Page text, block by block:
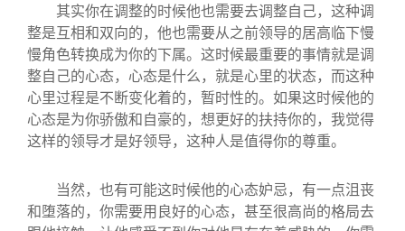
其实你在调整的时候他也需要去调整自己，这种调
整是互相和双向的，他也需要从之前领导的居高临下慢
慢角色转换成为你的下属。这时候最重要的事情就是调
整自己的心态，心态是什么，就是心里的状态，而这种
心里过程是不断变化着的，暂时性的。如果这时候他的
心态是为你骄傲和自豪的，想更好的扶持你的，我觉得
这样的领导才是好领导，这种人是值得你的尊重。
当然，也有可能这时候他的心态妒忌，有一点沮丧
和堕落的，你需要用良好的心态，甚至很高尚的格局去